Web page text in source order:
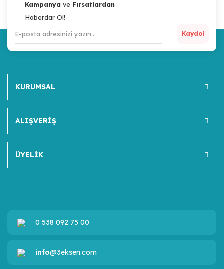
Kampanya ve Fırsatlardan
Haberdar Ol!
Kaydol
KURUMSAL
ALIŞVERİŞ
ÜYELİK
0 538 092 75 00
info@3eksen.com